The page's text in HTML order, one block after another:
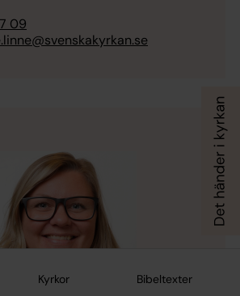
Kyrkor Bibeltexter
09